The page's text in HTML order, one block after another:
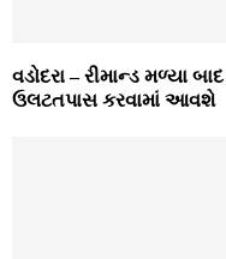
વડોદરા – રીમાન્ડ મળ્યા
ઉલટતપાસ કરવામાં આવશે